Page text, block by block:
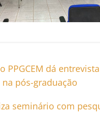
PPGCEM dá
pós-graduação
seminário com